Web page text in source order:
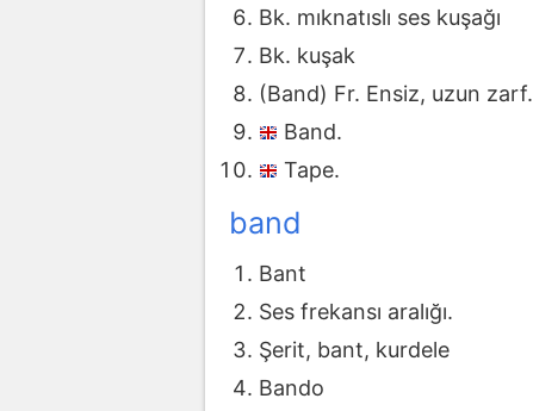
Bk. mıknatıslı ses kuşağı
Bk. kuşak
(Band) Fr. Ensiz, uzun zarf.
Band.
Tape.
band
Bant
Ses frekansı aralığı.
Şerit, bant, kurdele
Bando